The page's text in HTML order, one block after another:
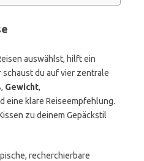
auswählst, hilft ein
du auf vier zentrale
, Gewicht,
eine klare Reiseempfehlung.
zu deinem Gepäckstil
recherchierbare